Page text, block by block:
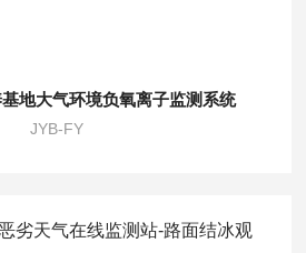
地大气环境负氧离子监测系统
JYB-FY